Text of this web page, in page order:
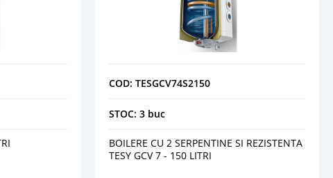
COD: TESGCV74S2150
STOC: 3 buc
BOILERE CU 2 SERPENTINE SI REZISTENTA
TESY GCV 7 - 150 LITRI